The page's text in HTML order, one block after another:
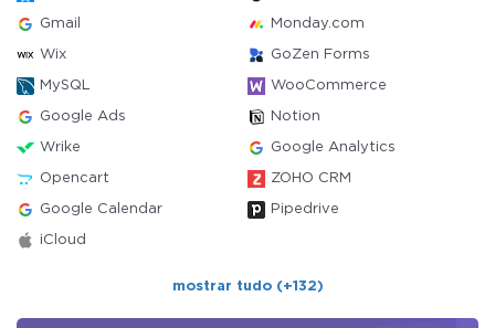
Gmail Monday.com
Wix GoZen Forms
MySQL WooCommerce
Google Ads Notion
Wrike Google Analytics
Opencart ZOHO CRM
Google Calendar Pipedrive
iCloud
mostrar tudo (+132)